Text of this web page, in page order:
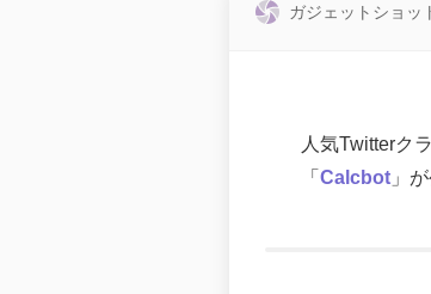
ガジェットショッ
人気Twitterク
「 Calcbot 」